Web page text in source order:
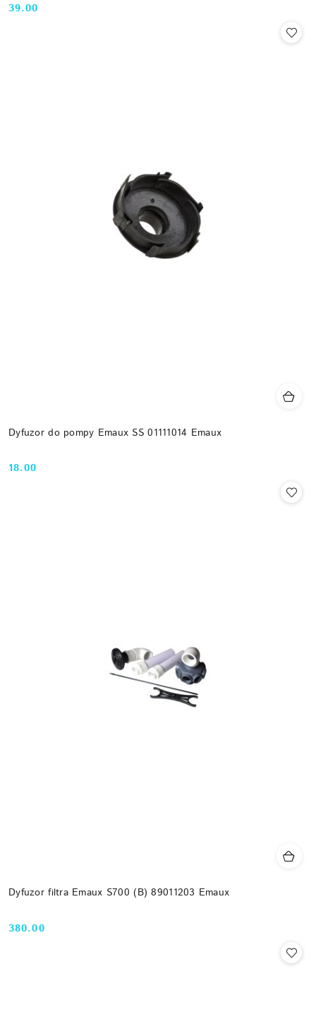
Cena:
39.00
Dyfuzor do pompy Emaux SS 01111014 Emaux
Cena:
18.00
Dyfuzor filtra Emaux S700 (B) 89011203 Emaux
Cena:
380.00